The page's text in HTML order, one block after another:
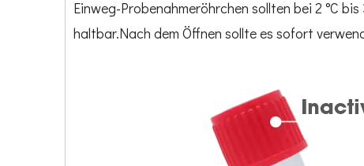
Einweg-Probenahmeröhrchen sollten bei 2 °C
haltbar.Nach dem Öffnen sollte es sofort